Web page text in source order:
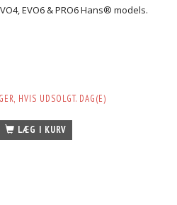
EVO6 & PRO6 Hans® models.
HVIS UDSOLGT. DAG(E)
LÆG I KURV